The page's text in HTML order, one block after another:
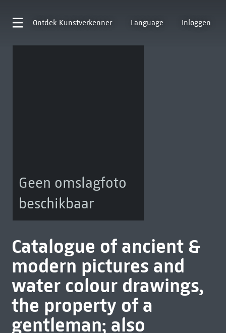
Ontdek Kunstverkenner Language Inloggen
Geen omslagfoto
beschikbaar
Catalogue of ancient &
modern pictures and
water colour drawings,
the property of a
gentleman; also